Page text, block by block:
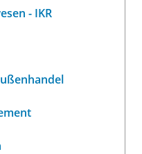
- IKR